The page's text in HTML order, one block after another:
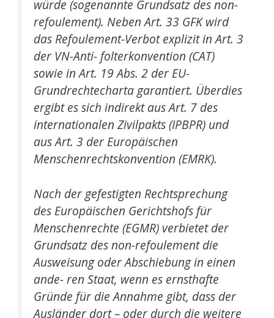
würde (sogenannte Grundsatz des non-
refoulement). Neben Art. 33 GFK wird
das Refoulement-Verbot explizit in Art. 3
der VN-Anti- folterkonvention (CAT)
sowie in Art. 19 Abs. 2 der EU-
Grundrechtecharta garantiert. Überdies
ergibt es sich indirekt aus Art. 7 des
internationalen Zivilpakts (IPBPR) und
aus Art. 3 der Europäischen
Menschenrechtskonvention (EMRK).
Nach der gefestigten Rechtsprechung
des Europäischen Gerichtshofs für
Menschenrechte (EGMR) verbietet der
Grundsatz des non-refoulement die
Ausweisung oder Abschiebung in einen
ande- ren Staat, wenn es ernsthafte
Gründe für die Annahme gibt, dass der
Ausländer dort – oder durch die weitere